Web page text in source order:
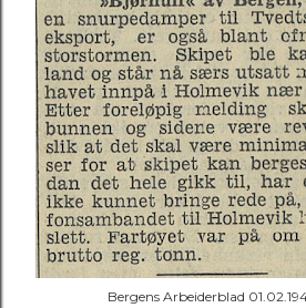
Bergens Arbeiderblad